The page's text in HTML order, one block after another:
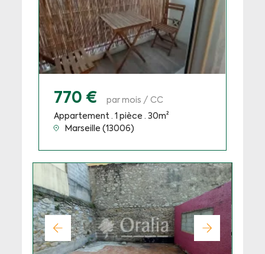
770 €
par mois / CC
Appartement · 1 pièce · 30m²
Marseille (13006)